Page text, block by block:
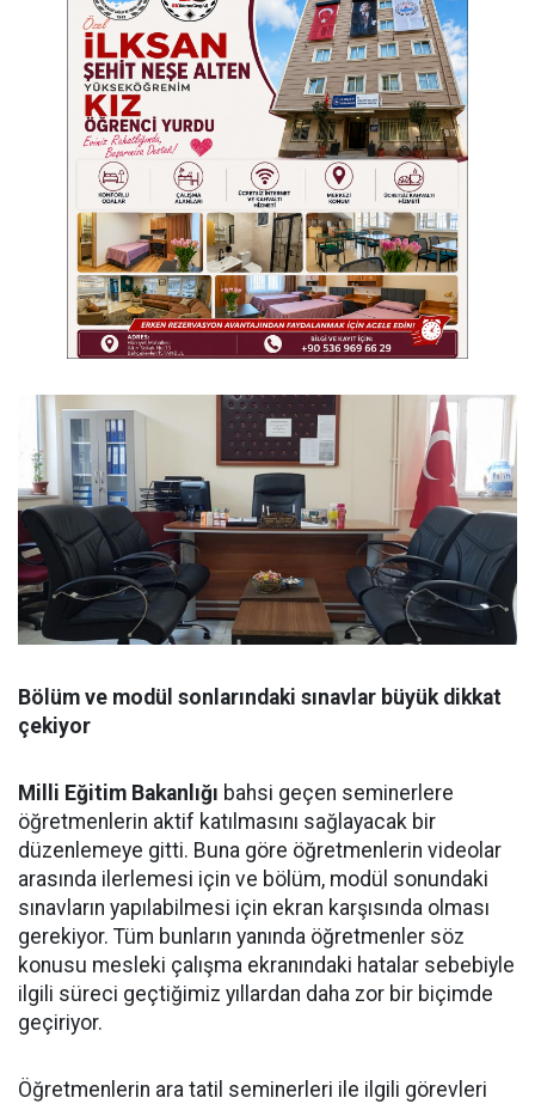
Bölüm ve modül sonlarındaki sınavlar büyük dikkat
çekiyor
Milli Eğitim Bakanlığı bahsi geçen seminerlere
öğretmenlerin aktif katılmasını sağlayacak bir
düzenlemeye gitti. Buna göre öğretmenlerin videolar
arasında ilerlemesi için ve bölüm, modül sonundaki
sınavların yapılabilmesi için ekran karşısında olması
gerekiyor. Tüm bunların yanında öğretmenler söz
konusu mesleki çalışma ekranındaki hatalar sebebiyle
ilgili süreci geçtiğimiz yıllardan daha zor bir biçimde
geçiriyor.
Öğretmenlerin ara tatil seminerleri ile ilgili görevleri